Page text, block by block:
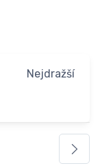
Nejdražší